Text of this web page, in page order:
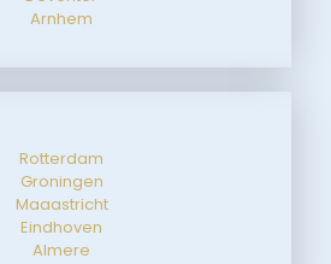
Arnhem
Rotterdam
Groningen
Maaastricht
Eindhoven
Almere